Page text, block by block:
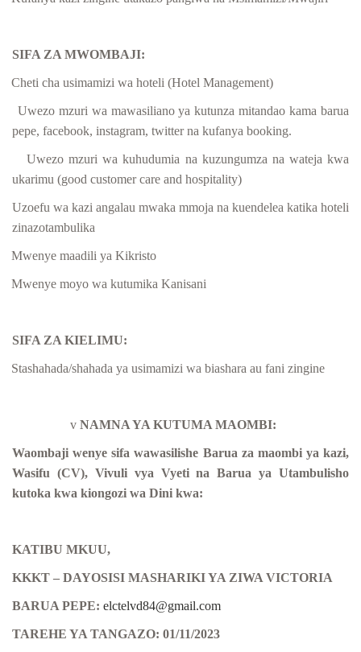
SIFA ZA MWOMBAJI:
Cheti cha usimamizi wa hoteli (Hotel Management)
Uwezo mzuri wa mawasiliano ya kutunza mitandao kama barua
pepe, facebook, instagram, twitter na kufanya booking.
Uwezo mzuri wa kuhudumia na kuzungumza na wateja kwa
ukarimu (good customer care and hospitality)
Uzoefu wa kazi angalau mwaka mmoja na kuendelea katika hoteli
zinazotambulika
Mwenye maadili ya Kikristo
Mwenye moyo wa kutumika Kanisani
SIFA ZA KIELIMU:
Stashahada/shahada ya usimamizi wa biashara au fani zingine
v NAMNA YA KUTUMA MAOMBI:
Waombaji wenye sifa wawasilishe Barua za maombi ya kazi,
Wasifu (CV), Vivuli vya Vyeti na Barua ya Utambulisho
kutoka kwa kiongozi wa Dini kwa:
KATIBU MKUU,
KKKT – DAYOSISI MASHARIKI YA ZIWA VICTORIA
BARUA PEPE: elctelvd84@gmail.com
TAREHE YA TANGAZO: 01/11/2023